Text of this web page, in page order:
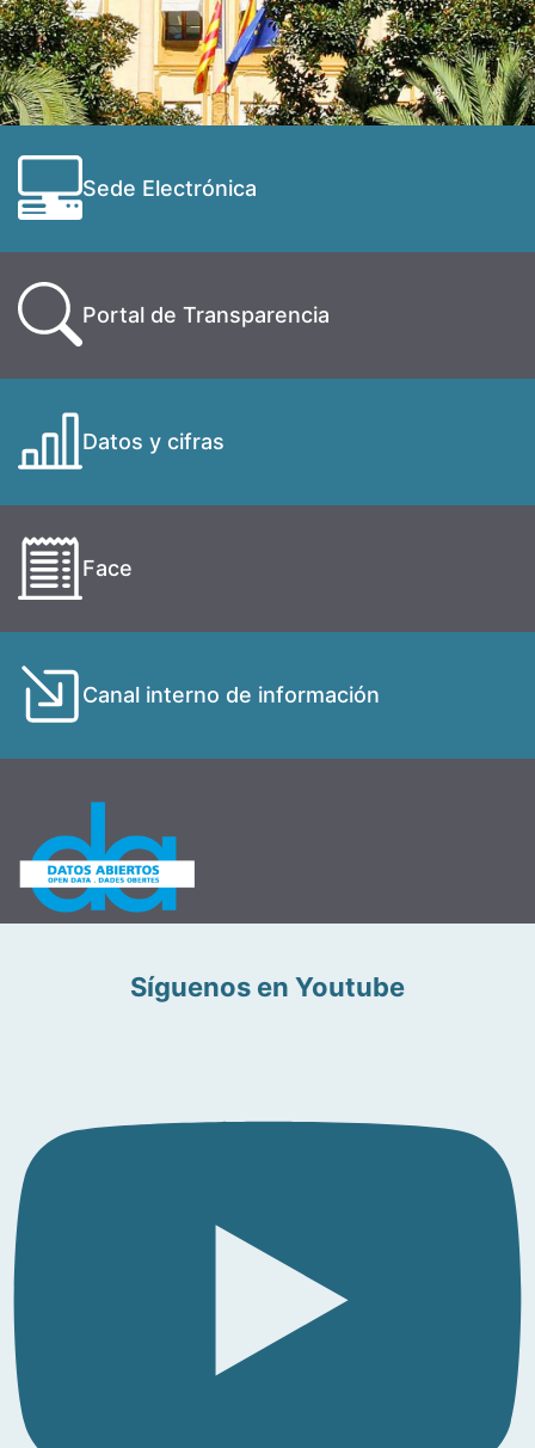
Sede Electrónica
Portal de Transparencia
Datos y cifras
Face
Canal interno de información
Síguenos en Youtube